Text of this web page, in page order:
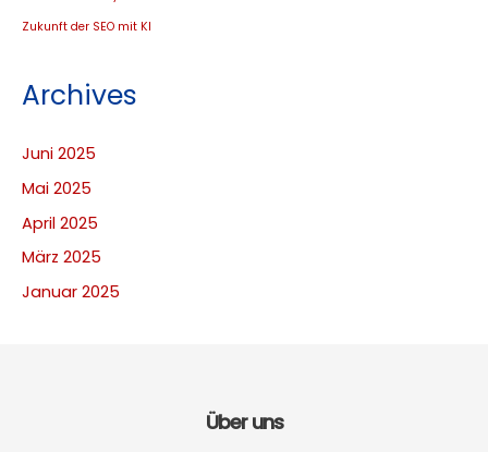
Zukunft der SEO mit KI
Archives
Juni 2025
Mai 2025
April 2025
März 2025
Januar 2025
Über uns